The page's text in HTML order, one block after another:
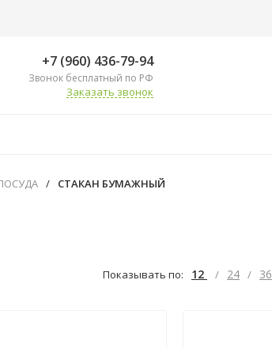
+7 (960) 436-79-94
Звонок бесплатный по РФ
Заказать звонок
/ СТАКАН БУМАЖНЫЙ
Показывать по: 12 / 24 / 36